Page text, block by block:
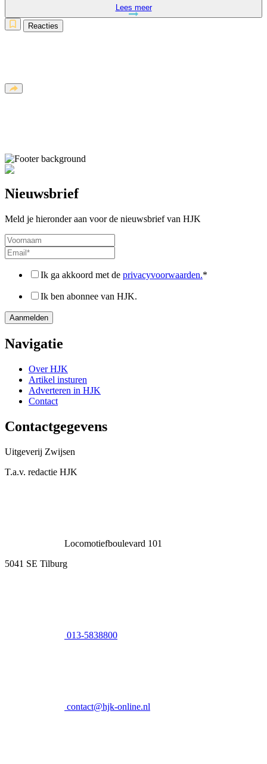
Lees meer
Reacties
Nieuwsbrief
Meld je hieronder aan voor de nieuwsbrief van HJK
Ik ga akkoord met de privacyvoorwaarden.*
Ik ben abonnee van HJK.
Navigatie
Over HJK
Artikel insturen
Adverteren in HJK
Contact
Contactgegevens
Uitgeverij Zwijsen
T.a.v. redactie HJK
Locomotiefboulevard 101
5041 SE Tilburg
013-5838800
contact@hjk-online.nl